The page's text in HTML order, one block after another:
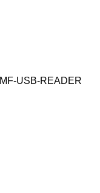
MF-USB-READER